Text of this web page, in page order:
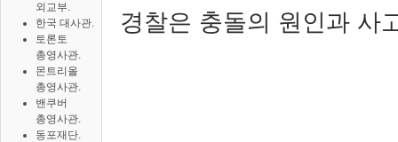
외교부.
한국 대사관.
토론토
총영사관.
몬트리올
총영사관.
밴쿠버
총영사관.
동포재단.
경찰은 충돌의 원인과 사